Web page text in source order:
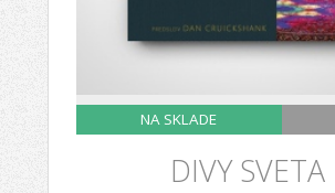
NA SKLADE
DIVY SVETA